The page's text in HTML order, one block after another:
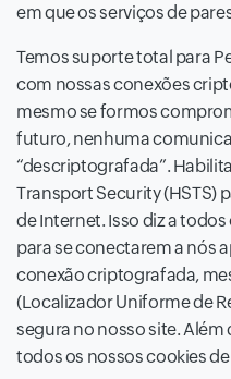
em que os serviços de
Temos suporte total para
com nossas conexões
mesmo se formos
futuro, nenhuma
“descriptografada”.
Transport Security (HSTS)
de Internet. Isso diz a
para se conectarem a nós
conexão criptografada,
(Localizador Uniforme de
segura no nosso site.
todos os nossos cookies